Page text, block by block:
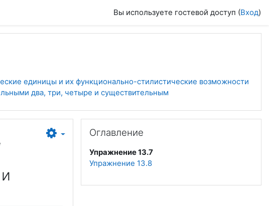
Вы используете гостевой доступ (Вход)
единицы и их функционально-стилистические возможности
два, три, четыре и существительным
Оглавление
Упражнение 13.7
Упражнение 13.8